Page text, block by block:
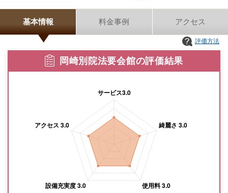
基本情報 料金事例 アクセス
岡崎別院法要会館の評価結果
評価方法